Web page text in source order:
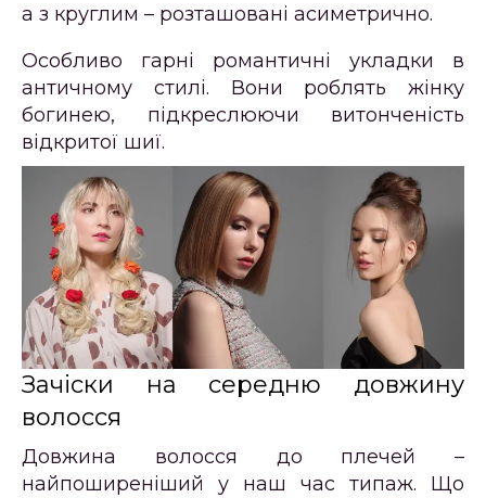
а з круглим – розташовані асиметрично.
Особливо гарні романтичні укладки в
античному стилі. Вони роблять жінку
богинею, підкреслюючи витонченість
відкритої шиї.
Зачіски на середню довжину
волосся
Довжина волосся до плечей –
найпоширеніший у наш час типаж. Що